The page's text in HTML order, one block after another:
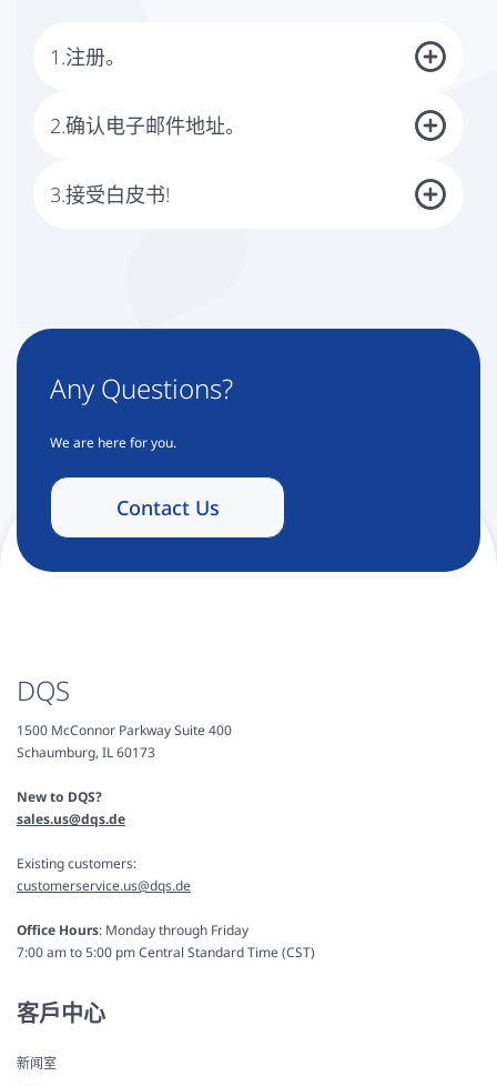
1.注册。
2.确认电子邮件地址。
3.接受白皮书!
Any Questions?
We are here for you.
Contact Us
DQS
1500 McConnor Parkway Suite 400
Schaumburg, IL 60173
New to DQS?
sales.us@dqs.de
Existing customers:
customerservice.us@dqs.de
Office Hours: Monday through Friday
7:00 am to 5:00 pm Central Standard Time (CST)
客戶中心
新闻室